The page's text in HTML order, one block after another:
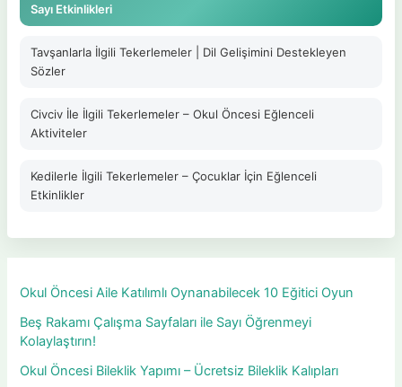
Sayı Etkinlikleri
Tavşanlarla İlgili Tekerlemeler | Dil Gelişimini Destekleyen
Sözler
Civciv İle İlgili Tekerlemeler – Okul Öncesi Eğlenceli
Aktiviteler
Kedilerle İlgili Tekerlemeler – Çocuklar İçin Eğlenceli
Etkinlikler
Okul Öncesi Aile Katılımlı Oynanabilecek 10 Eğitici Oyun
Beş Rakamı Çalışma Sayfaları ile Sayı Öğrenmeyi
Kolaylaştırın!
Okul Öncesi Bileklik Yapımı – Ücretsiz Bileklik Kalıpları